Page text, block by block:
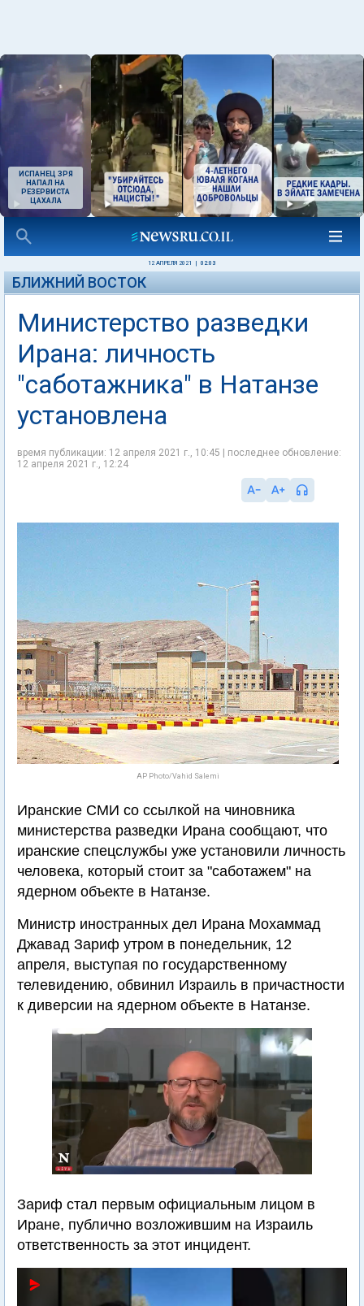
ИСПАНЕЦ ЗРЯ
НАПАЛ НА
РЕЗЕРВИСТА
ЦАХАЛА
12 АПРЕЛЯ 2021 02:03
БЛИЖНИЙ ВОСТОК
Министерство разведки
Ирана: личность
"саботажника" в Натанзе
установлена
время публикации: 12 апреля 2021 г., 10:45 | последнее обновление:
12 апреля 2021 г., 12:24
AP Photo/Vahid Salemi
Иранские СМИ со ссылкой на чиновника
министерства разведки Ирана сообщают, что
иранские спецслужбы уже установили личность
человека, который стоит за "саботажем" на
ядерном объекте в Натанзе.
Министр иностранных дел Ирана Мохаммад
Джавад Зариф утром в понедельник, 12
апреля, выступая по государственному
телевидению, обвинил Израиль в причастности
к диверсии на ядерном объекте в Натанзе.
Зариф стал первым официальным лицом в
Иране, публично возложившим на Израиль
ответственность за этот инцидент.